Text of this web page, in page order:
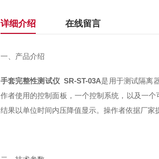
详细介绍 在线留言
一、产品介绍
手套完整性测试仪 SR-ST-03A是用于测试隔离
作者使用的控制面板，一个控制系统，以及一
结果以单位时间内压降值显示。操作者依据厂家